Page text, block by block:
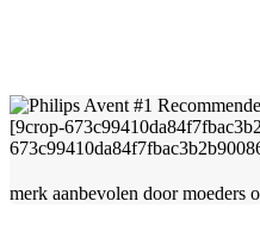
merk aanbevolen door moeders